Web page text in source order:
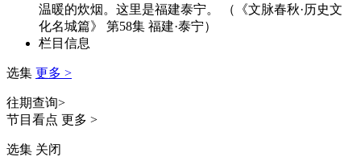
VIP会员 CCTV奥林匹克频道 生活体育大会 体育江湖
温暖的炊烟。这里是福建泰宁。 （《文脉春秋·历史文
化名城篇》 第58集 福建·泰宁）
栏目信息
选集 更多 >
往期查询>
节目看点 更多 >
选集 关闭